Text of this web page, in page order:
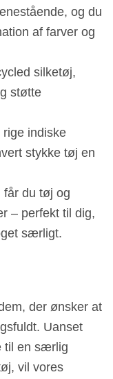
og du
af farver og
silketøj,
støtte
indiske
stykke tøj en
får du tøj og
– perfekt til dig,
særligt.
der ønsker at
Uanset
til en særlig
vil vores